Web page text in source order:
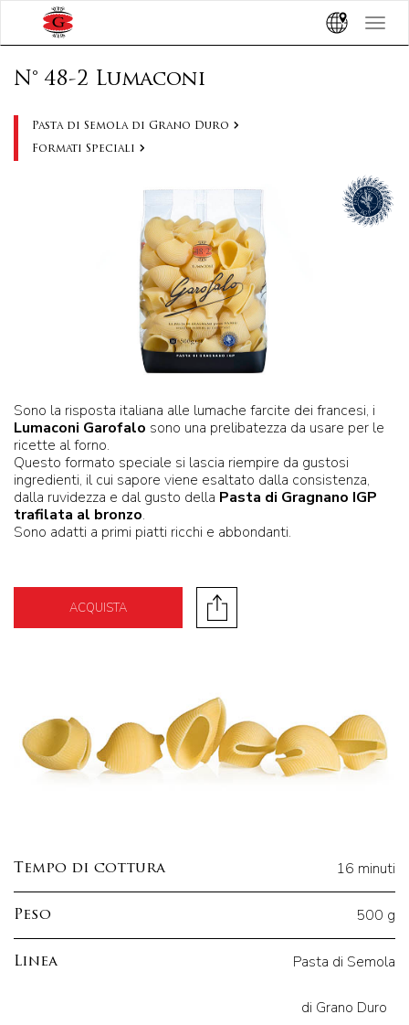
Toggle
N° 48-2 Lumaconi
Pasta di Semola di Grano Duro
Formati Speciali
Sono la risposta italiana alle lumache farcite dei francesi, i
Lumaconi Garofalo sono una prelibatezza da usare per le
ricette al forno.
Questo formato speciale si lascia riempire da gustosi
ingredienti, il cui sapore viene esaltato dalla consistenza,
dalla ruvidezza e dal gusto della Pasta di Gragnano IGP
trafilata al bronzo.
Sono adatti a primi piatti ricchi e abbondanti.
ACQUISTA
Tempo di cottura 16 minuti
Peso 500 g
Linea Pasta di Semola
di Grano Duro